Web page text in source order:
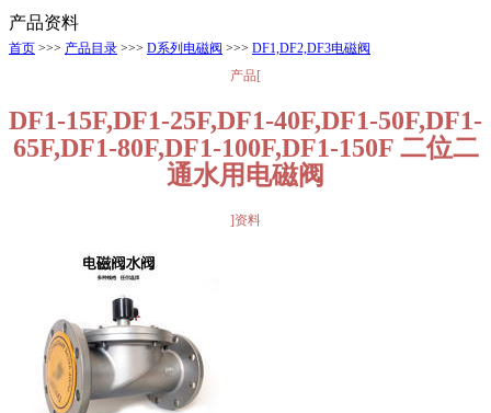
产品资料
首页 >>> 产品目录 >>> D系列电磁阀 >>> DF1,DF2,DF3电磁阀
产品[
DF1-15F,DF1-25F,DF1-40F,DF1-50F,DF1-
65F,DF1-80F,DF1-100F,DF1-150F 二位二
通水用电磁阀
]资料